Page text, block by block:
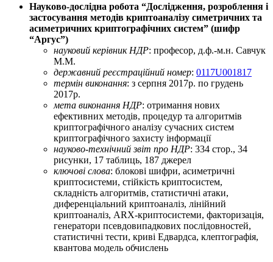
Науково-дослiдна робота “Дослідження, розроблення і
застосування методів криптоаналізу симетричних та
асиметричних криптографічних систем” (шифр
“Аргус”)
науковий керівник НДР: професор, д.ф.-м.н. Савчук
М.М.
державний реєстраційний номер: 0117U001817
термін виконання: з серпня 2017р. по грудень
2017р.
мета виконання НДР: отримання нових
ефективних методів, процедур та алгоритмів
криптографічного аналізу сучасних систем
криптографічного захисту інформації
науково-технічний звіт про НДР: 334 стор., 34
рисунки, 17 таблиць, 187 джерел
ключові слова: блокові шифри, асиметричні
криптосистеми, стійкість криптосистем,
складність алгоритмів, статистичні атаки,
диференціальний криптоаналіз, лінійний
криптоаналіз, ARX-криптосистеми, факторизація,
генератори псевдовипадкових послідовностей,
статистичні тести, криві Едвардса, клептографія,
квантова модель обчислень